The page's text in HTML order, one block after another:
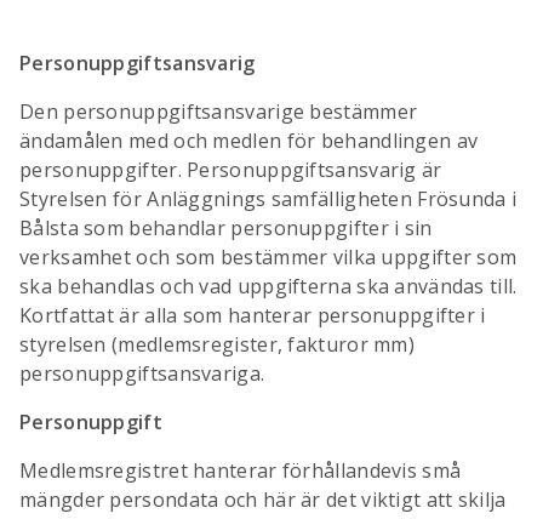
Personuppgiftsansvarig
Den personuppgiftsansvarige bestämmer
ändamålen med och medlen för behandlingen av
personuppgifter. Personuppgiftsansvarig är
Styrelsen för Anläggnings samfälligheten Frösunda i
Bålsta som behandlar personuppgifter i sin
verksamhet och som bestämmer vilka uppgifter som
ska behandlas och vad uppgifterna ska användas till.
Kortfattat är alla som hanterar personuppgifter i
styrelsen (medlemsregister, fakturor mm)
personuppgiftsansvariga.
Personuppgift
Medlemsregistret hanterar förhållandevis små
mängder persondata och här är det viktigt att skilja